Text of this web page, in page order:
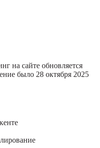
на сайте обновляется
было 28 октября 2025